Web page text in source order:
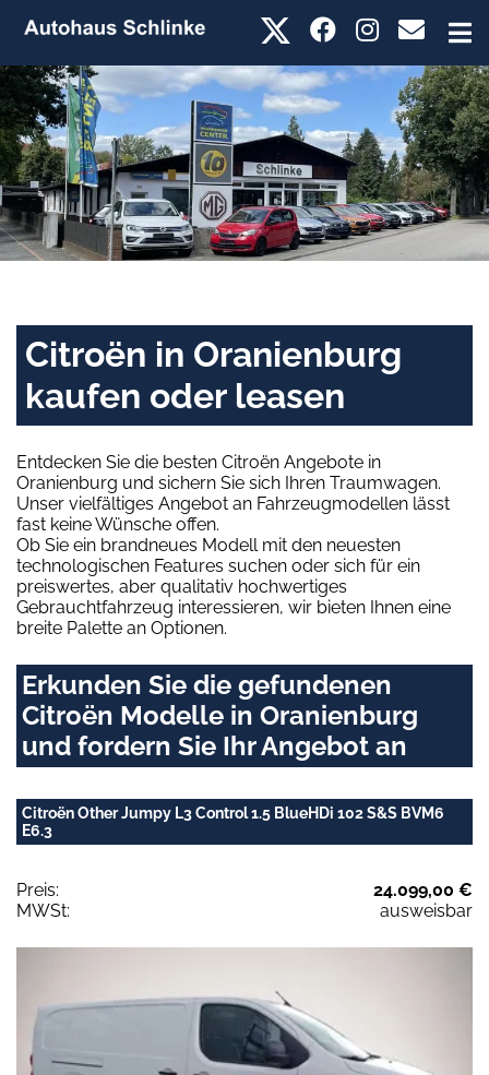
Citroën in Oranienburg
kaufen oder leasen
Entdecken Sie die besten Citroën Angebote in
Oranienburg und sichern Sie sich Ihren Traumwagen.
Unser vielfältiges Angebot an Fahrzeugmodellen lässt
fast keine Wünsche offen.
Ob Sie ein brandneues Modell mit den neuesten
technologischen Features suchen oder sich für ein
preiswertes, aber qualitativ hochwertiges
Gebrauchtfahrzeug interessieren, wir bieten Ihnen eine
breite Palette an Optionen.
Erkunden Sie die gefundenen
Citroën Modelle in Oranienburg
und fordern Sie Ihr Angebot an
Citroën Other Jumpy L3 Control 1.5 BlueHDi 102 S&S BVM6
E6.3
Preis:
24.099,00 €
MWSt:
ausweisbar